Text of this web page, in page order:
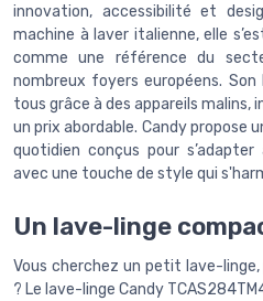
innovation, accessibilité et
machine à laver italienne, elle
comme une référence du
nombreux foyers européens.
tous grâce à des appareils
un prix abordable. Candy propose
quotidien conçus pour
avec une touche de style qui
Un lave-linge
Vous cherchez un petit lave-
? Le lave-linge Candy